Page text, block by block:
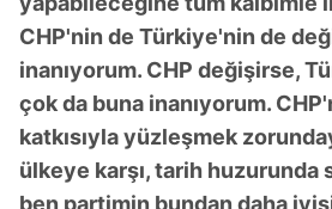
CHP'nin de Türkiye'nin de
inanıyorum. CHP değişirse,
çok da buna inanıyorum.
katkısıyla yüzleşmek
ülkeye karşı, tarih huzurunda
ben partimin bundan daha